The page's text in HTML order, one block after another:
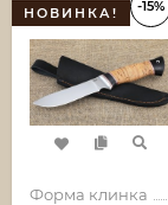
НОВИНКА! -15%
Форма клинка